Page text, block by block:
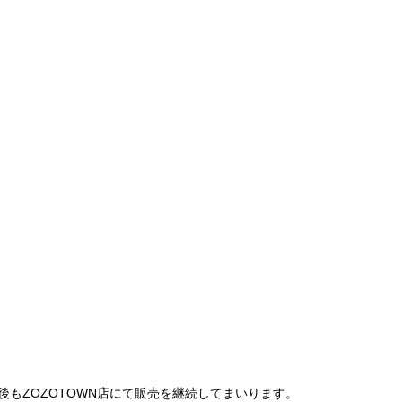
ZOZOTOWN店にて販売を継続してまいります。